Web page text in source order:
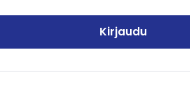
Kirjaudu